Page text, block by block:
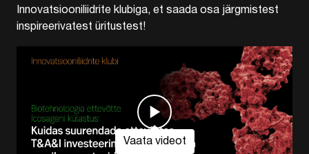
Innovatsiooniliidrite klubiga, et saada osa järgmistest
inspireerivatest üritustest!
Vaata videot